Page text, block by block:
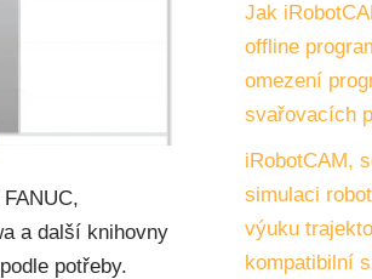
a další knihovny
potřeby.
Jak
offline
omezení
svařovacích
iRobotCAM,
simulaci
výuku
kompatibilní